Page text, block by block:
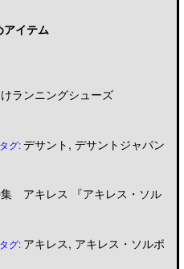
アイテム
ランニングシューズ
タグ:デサント ,デサントジャパン
集 アキレス 『アキレス・ソル
タグ: アキレス, アキレス・ソルボ